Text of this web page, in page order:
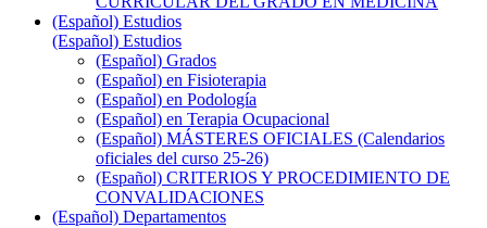
(Español) Estudios
(Español) Estudios
(Español) Grados
(Español) en Fisioterapia
(Español) en Podología
(Español) en Terapia Ocupacional
(Español) MÁSTERES OFICIALES (Calendarios
oficiales del curso 25-26)
(Español) CRITERIOS Y PROCEDIMIENTO DE
CONVALIDACIONES
(Español) Departamentos